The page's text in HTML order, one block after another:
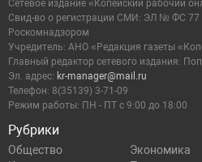
Рубрики
Общество
Экономика
Сетевое издание «Копейский рабочий
Cвид-во о регистрации СМИ: ЭЛ № ФС 77
Роскомнадзором
Учредитель: АНО «Редакция газеты
Главный редактор сетевого издания:
Эл. адрес: kr-manager@mail.ru
Телефон: 8(35139) 3-71-09
Режим работы: ПН - ПТ с 9:00 до 18:00